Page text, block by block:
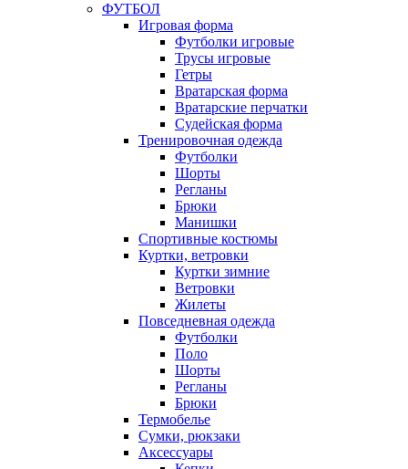
ФУТБОЛ
Игровая форма
Футболки игровые
Трусы игровые
Гетры
Вратарская форма
Вратарские перчатки
Судейская форма
Тренировочная одежда
Футболки
Шорты
Регланы
Брюки
Манишки
Спортивные костюмы
Куртки, ветровки
Куртки зимние
Ветровки
Жилеты
Повседневная одежда
Футболки
Поло
Шорты
Регланы
Брюки
Термобелье
Сумки, рюкзаки
Аксессуары